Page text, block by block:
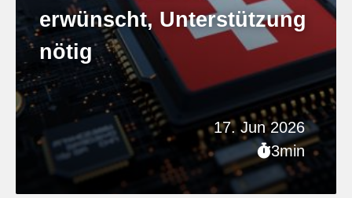
17. Jun 2026
3min
erwünscht, Unterstützung
nötig